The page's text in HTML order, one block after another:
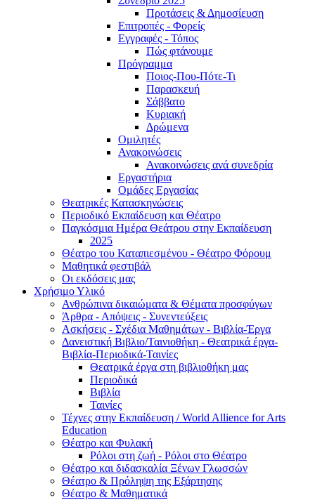
Προτάσεις & Δημοσίευση
Επιτροπές - Φορείς
Εγγραφές - Τόπος
Πώς φτάνουμε
Πρόγραμμα
Ποιος-Που-Πότε-Τι
Παρασκευή
Σάββατο
Κυριακή
Δρώμενα
Ομιλητές
Ανακοινώσεις
Ανακοινώσεις ανά συνεδρία
Εργαστήρια
Ομάδες Εργασίας
Θεατρικές Κατασκηνώσεις
Περιοδικό Εκπαίδευση και Θέατρο
Παγκόσμια Ημέρα Θεάτρου στην Εκπαίδευση
2025
Θέατρο του Καταπιεσμένου - Θέατρο Φόρουμ
Μαθητικά φεστιβάλ
Οι εκδόσεις μας
Χρήσιμο Υλικό
Ανθρώπινα δικαιώματα & Θέματα προσφύγων
Άρθρα - Απόψεις - Συνεντεύξεις
Ασκήσεις - Σχέδια Μαθημάτων - Βιβλία-Έργα
Δανειστική Βιβλιο/Ταινιοθήκη - Θεατρικά έργα-
Βιβλία-Περιοδικά-Ταινίες
Θεατρικά έργα στη βιβλιοθήκη μας
Περιοδικά
Βιβλία
Ταινίες
Τέχνες στην Εκπαίδευση / World Allience for Arts
Education
Θέατρο και Φυλακή
Ρόλοι στη ζωή - Ρόλοι στο Θέατρο
Θέατρο και διδασκαλία Ξένων Γλωσσών
Θέατρο & Πρόληψη της Εξάρτησης
Θέατρο & Μαθηματικά